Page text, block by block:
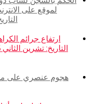
لموقع على
التاريخ:
ارتفاع جرائم
هجوم عنصري على